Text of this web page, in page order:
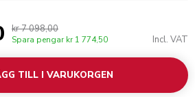
kr 7 098,00
Spara pengar kr 1 774,50 Incl. VAT
TILL I VARUKORGEN